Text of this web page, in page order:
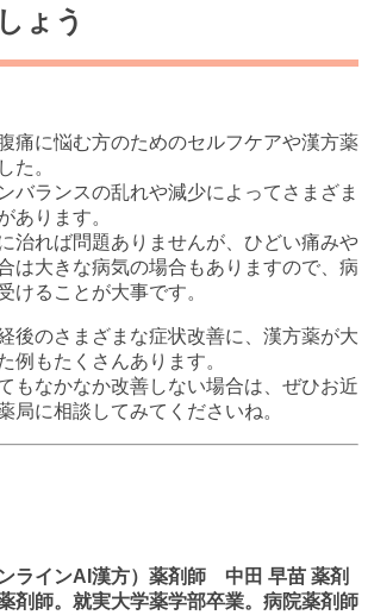
ょう
痛に悩む方のためのセルフケアや漢方薬
た。
バランスの乱れや減少によってさまざま
あります。
治れば問題ありませんが、ひどい痛みや
は大きな病気の場合もありますので、病
けることが大事です。
後のさまざまな症状改善に、漢方薬が大
例もたくさんあります。
もなかなか改善しない場合は、ぜひお近
局に相談してみてくださいね。
ラインAI漢方）薬剤師 中田 早苗 薬剤
剤師。就実大学薬学部卒業。病院薬剤師